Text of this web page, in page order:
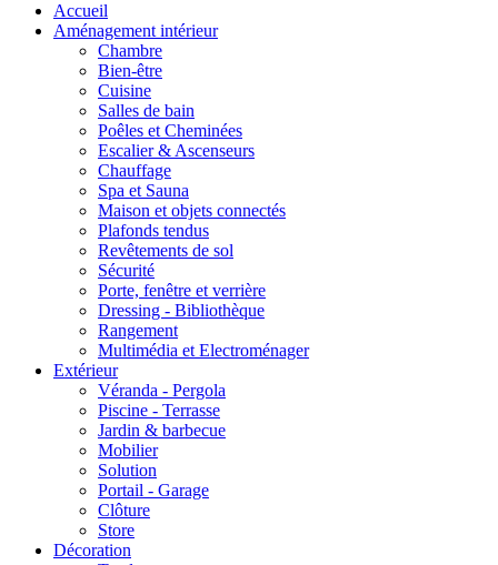
Accueil
Aménagement intérieur
Chambre
Bien-être
Cuisine
Salles de bain
Poêles et Cheminées
Escalier & Ascenseurs
Chauffage
Spa et Sauna
Maison et objets connectés
Plafonds tendus
Revêtements de sol
Sécurité
Porte, fenêtre et verrière
Dressing - Bibliothèque
Rangement
Multimédia et Electroménager
Extérieur
Véranda - Pergola
Piscine - Terrasse
Jardin & barbecue
Mobilier
Solution
Portail - Garage
Clôture
Store
Décoration